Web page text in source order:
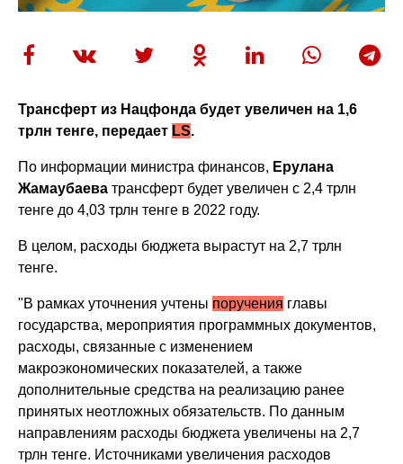
Трансферт из Нацфонда будет увеличен на 1,6
трлн тенге, передает LS.
По информации министра финансов, Ерулана
Жамаубаева трансферт будет увеличен с 2,4 трлн
тенге до 4,03 трлн тенге в 2022 году.
В целом, расходы бюджета вырастут на 2,7 трлн
тенге.
"В рамках уточнения учтены поручения главы
государства, мероприятия программных документов,
расходы, связанные с изменением
макроэкономических показателей, а также
дополнительные средства на реализацию ранее
принятых неотложных обязательств. По данным
направлениям расходы бюджета увеличены на 2,7
трлн тенге. Источниками увеличения расходов